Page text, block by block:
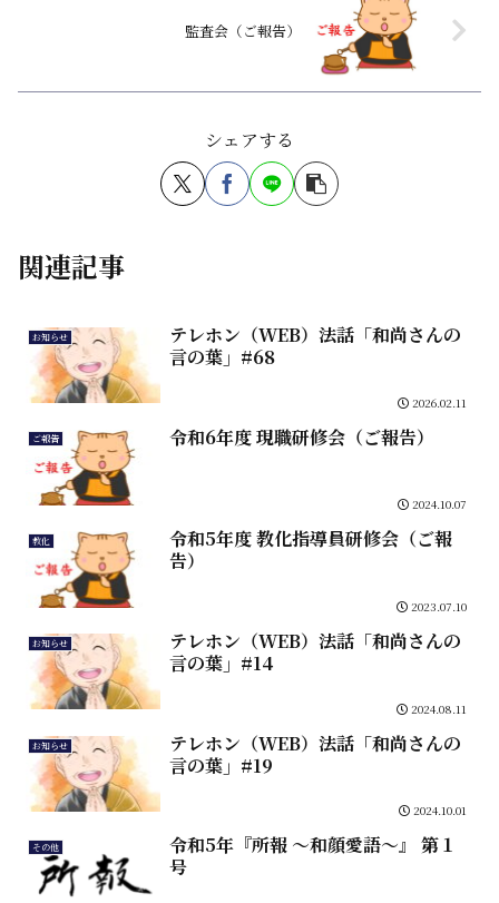
監査会（ご報告）
シェアする
関連記事
お知らせ
テレホン（WEB）法話「和尚さんの
言の葉」#68
2026.02.11
ご報告 令和6年度 現職研修会（ご報告）
2024.10.07
教化
令和5年度 教化指導員研修会（ご報
告）
2023.07.10
お知らせ
テレホン（WEB）法話「和尚さんの
言の葉」#14
2024.08.11
お知らせ
テレホン（WEB）法話「和尚さんの
言の葉」#19
2024.10.01
その他
令和5年『所報 ～和顔愛語～』 第１
号